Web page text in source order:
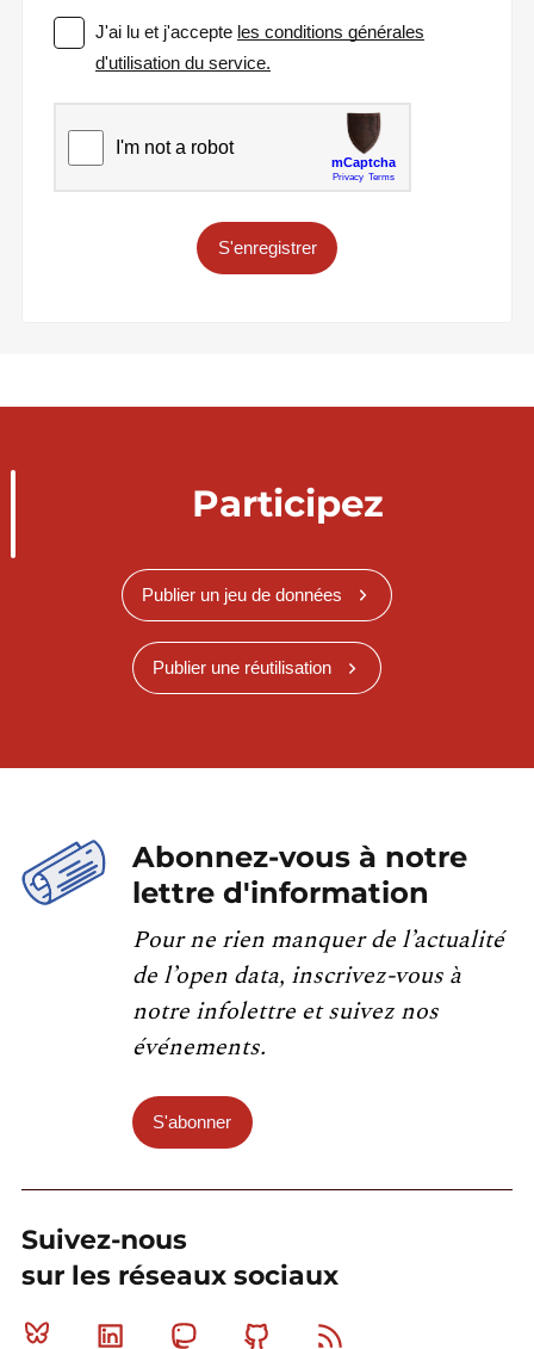
J'ai lu et j'accepte les conditions générales
d'utilisation du service.
S'enregistrer
Participez
Publier un jeu de données
Publier une réutilisation
Abonnez-vous à notre
lettre d'information
Pour ne rien manquer de l’actualité
de l’open data, inscrivez-vous à
notre infolettre et suivez nos
événements.
S'abonner
Suivez-nous
sur les réseaux sociaux
Bluesky Linkedin MastodonGithub